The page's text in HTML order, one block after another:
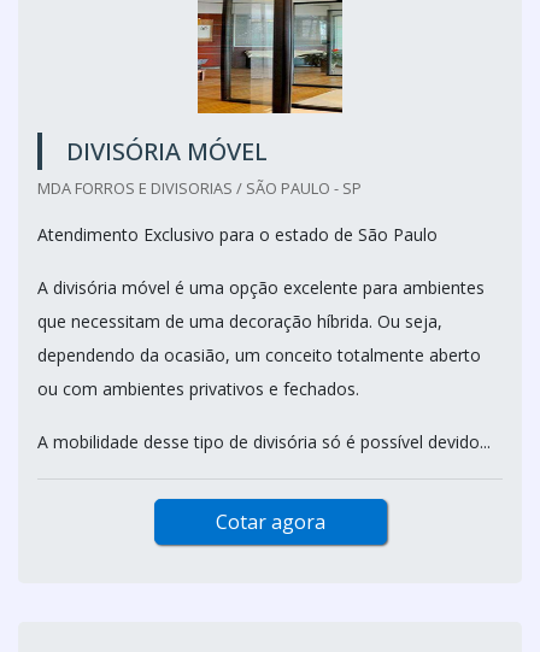
DIVISÓRIA MÓVEL
MDA FORROS E DIVISORIAS / SÃO PAULO - SP
Atendimento Exclusivo para o estado de São Paulo
A divisória móvel é uma opção excelente para ambientes
que necessitam de uma decoração híbrida. Ou seja,
dependendo da ocasião, um conceito totalmente aberto
ou com ambientes privativos e fechados.
A mobilidade desse tipo de divisória só é possível devido...
Cotar agora